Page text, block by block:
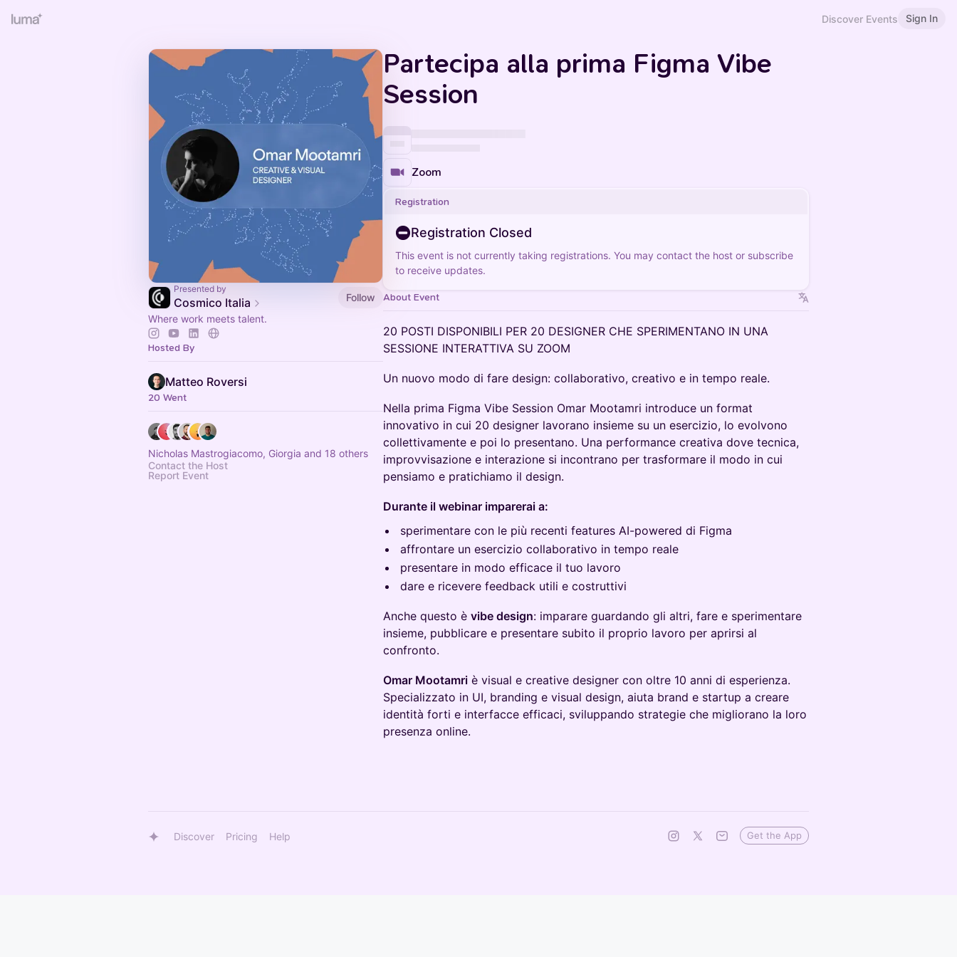
Discover Events Sign In
Presented by
Cosmico Italia
Follow
Where work meets talent.
Hosted By
Matteo Roversi
20 Went
Nicholas Mastrogiacomo, Giorgia and 18 others
Contact the Host
Report Event
Partecipa alla prima Figma Vibe
Session
Zoom
Registration
Registration Closed
This event is not currently taking registrations. You may contact the host or subscribe
to receive updates.
About Event
20 POSTI DISPONIBILI PER 20 DESIGNER CHE SPERIMENTANO IN UNA
SESSIONE INTERATTIVA SU ZOOM
Un nuovo modo di fare design: collaborativo, creativo e in tempo reale.
Nella prima Figma Vibe Session Omar Mootamri introduce un format
innovativo in cui 20 designer lavorano insieme su un esercizio, lo evolvono
collettivamente e poi lo presentano. Una performance creativa dove tecnica,
improvvisazione e interazione si incontrano per trasformare il modo in cui
pensiamo e pratichiamo il design.
Durante il webinar imparerai a:
sperimentare con le più recenti features AI-powered di Figma
affrontare un esercizio collaborativo in tempo reale
presentare in modo efficace il tuo lavoro
dare e ricevere feedback utili e costruttivi
Anche questo è vibe design: imparare guardando gli altri, fare e sperimentare
insieme, pubblicare e presentare subito il proprio lavoro per aprirsi al
confronto.
Omar Mootamri è visual e creative designer con oltre 10 anni di esperienza.
Specializzato in UI, branding e visual design, aiuta brand e startup a creare
identità forti e interfacce efficaci, sviluppando strategie che migliorano la loro
presenza online.
Discover Pricing Help Get the App